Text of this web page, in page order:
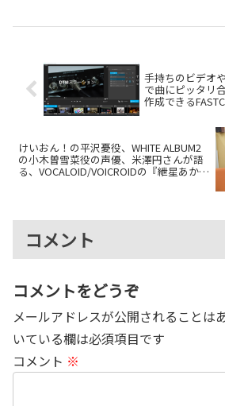
ます。
円という
手持ちのビデオ
で曲にピッタリ
作成できる
けいおん！の平沢憂役、WHITE ALBUM2
の小木曽雪菜役の声優、米澤円さんが語
る、VOCALOID/VOICROIDの『紲星あか
コメント
コメントをどうぞ
メールアドレスが公開されることは
いている欄は必須項目です
コメント ※